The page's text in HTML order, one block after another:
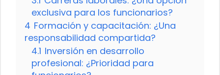
exclusiva para los funcionarios?
4 Formación y capacitación: ¿Una
responsabilidad compartida?
4.1 Inversión en desarrollo
profesional: ¿Prioridad para